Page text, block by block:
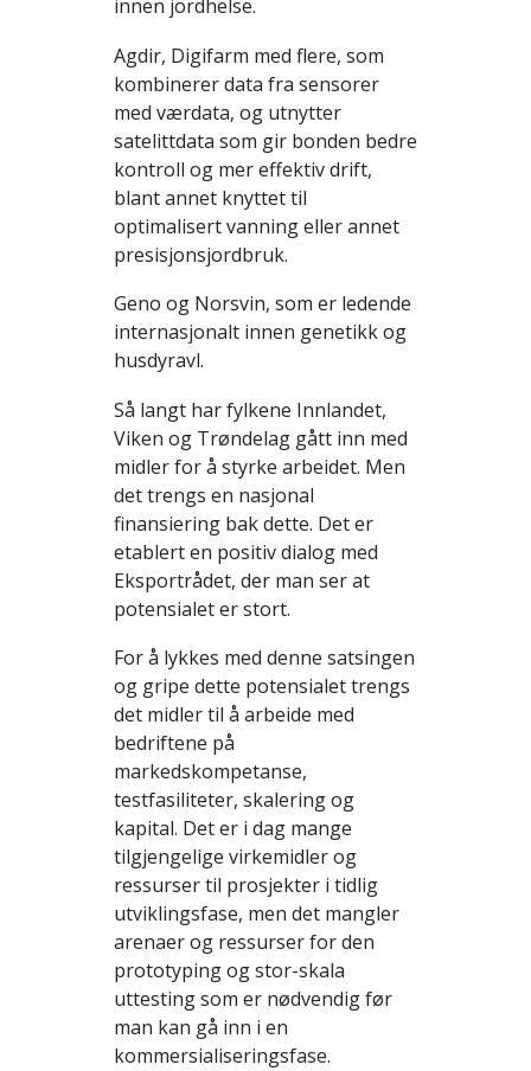
innen jordhelse.
Agdir, Digifarm med flere, som
kombinerer data fra sensorer
med værdata, og utnytter
satelittdata som gir bonden bedre
kontroll og mer effektiv drift,
blant annet knyttet til
optimalisert vanning eller annet
presisjonsjordbruk.
Geno og Norsvin, som er ledende
internasjonalt innen genetikk og
husdyravl.
Så langt har fylkene Innlandet,
Viken og Trøndelag gått inn med
midler for å styrke arbeidet. Men
det trengs en nasjonal
finansiering bak dette. Det er
etablert en positiv dialog med
Eksportrådet, der man ser at
potensialet er stort.
For å lykkes med denne satsingen
og gripe dette potensialet trengs
det midler til å arbeide med
bedriftene på
markedskompetanse,
testfasiliteter, skalering og
kapital. Det er i dag mange
tilgjengelige virkemidler og
ressurser til prosjekter i tidlig
utviklingsfase, men det mangler
arenaer og ressurser for den
prototyping og stor-skala
uttesting som er nødvendig før
man kan gå inn i en
kommersialiseringsfase.